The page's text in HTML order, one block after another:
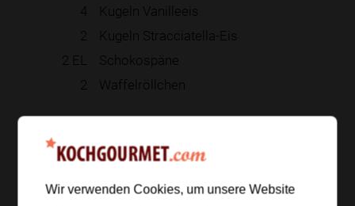
4
Kugeln Vanilleeis
2
Kugeln Stracciatella-Eis
2 EL
Schokospäne
2
Waffelröllchen
Wir verwenden Cookies, um unsere Website